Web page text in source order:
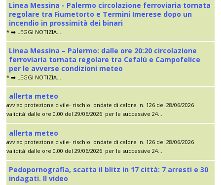
Linea Messina - Palermo circolazione ferroviaria tornata
regolare tra Fiumetorto e Termini Imerese dopo un
incendio in prossimità dei binari
* ➡️ LEGGI NOTIZIA...
Linea Messina – Palermo: dalle ore 20:20 circolazione
ferroviaria tornata regolare tra Cefalù e Campofelice
per le avverse condizioni meteo
* ➡️ LEGGI NOTIZIA...
allerta meteo
avviso protezione civile- rischio ondate di calore n. 126 del 28/06/2026
validità' dalle ore 0.00 del 29/06/2026 per le successive 24...
allerta meteo
avviso protezione civile- rischio ondate di calore n. 126 del 28/06/2026
validità' dalle ore 0.00 del 29/06/2026 per le successive 24...
Pedopornografia, scatta il blitz in 17 città: 7 arresti e 30
indagati. Il video